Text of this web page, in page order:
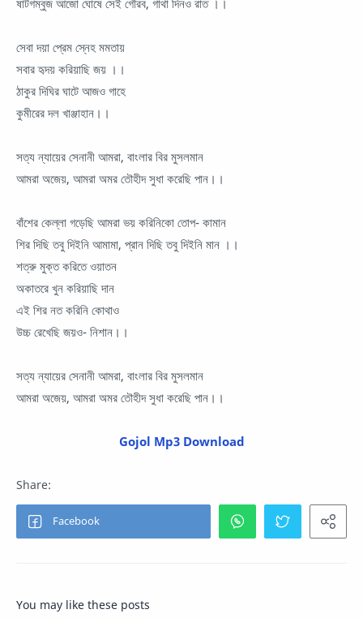
সেবা দয়া প্রেম স্নেহ মমতায়
সবার হৃদয় করিয়াছি জয় ।।
ঠাকুর দিঘির ঘাটে আজও গাহে
কুমীরের দল খাঞ্জাহান।।
সত্য ন্যায়ের সেনানী আমরা, বাংলার বির মুসলমান
আমরা অজেয়, আমরা অমর তৌহীদ সুধা করেছি পান।।
বাঁশের কেল্লা গড়েছি আমরা ভয় করিনিকো তোপ- কামান
শির দিছি তবু দিইনি আমামা, প্রান দিছি তবু দিইনি মান ।।
শত্রু মুক্ত করিতে ওয়াতন
অকাতরে খুন করিয়াছি দান
এই শির নত করিনি কোথাও
উচ্চ রেখেছি জয়ও- নিশান।।
সত্য ন্যায়ের সেনানী আমরা, বাংলার বির মুসলমান
আমরা অজেয়, আমরা অমর তৌহীদ সুধা করেছি পান।।
Gojol Mp3 Download
You may like these posts